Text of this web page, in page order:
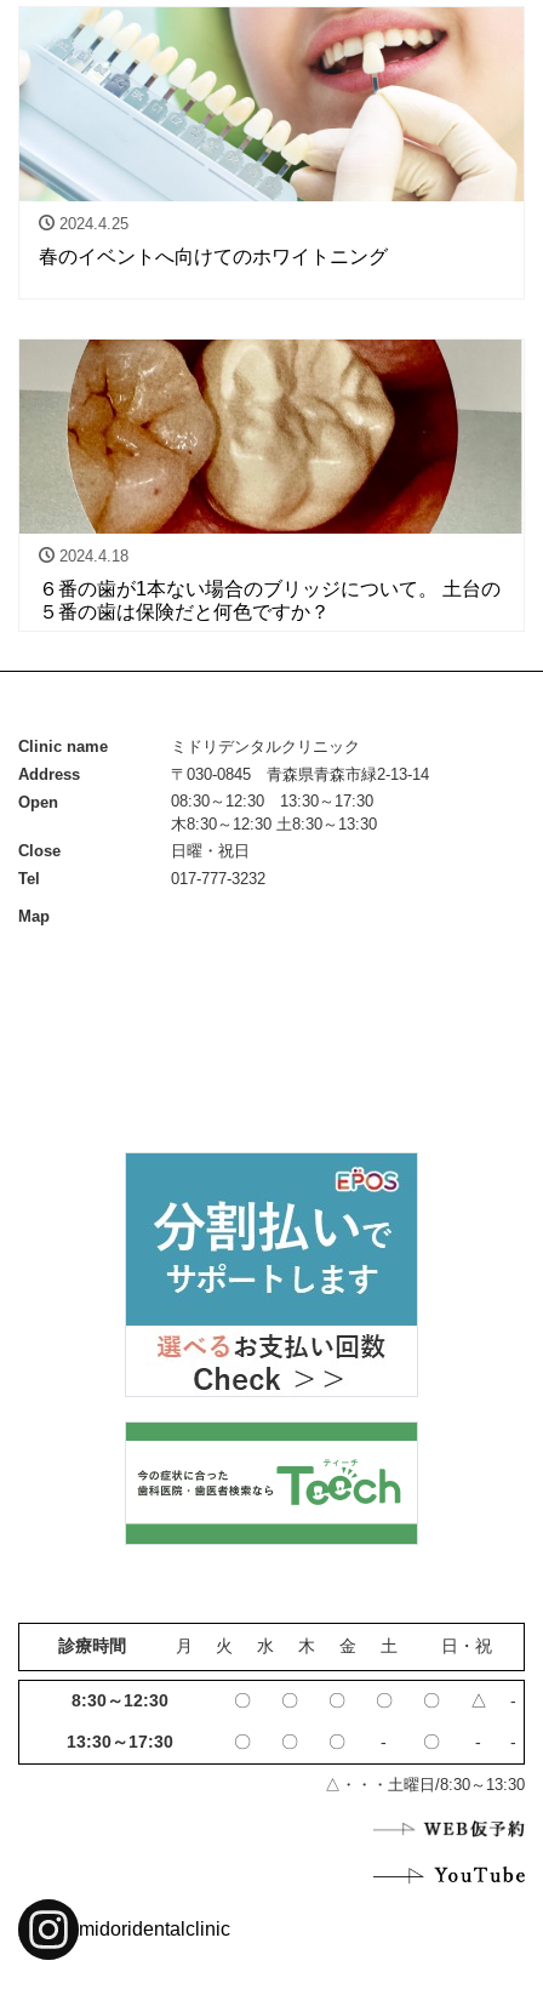
2024.4.25
春のイベントへ向けてのホワイトニング
2024.4.18
６番の歯が1本ない場合のブリッジについて。 土台の
５番の歯は保険だと何色ですか？
Clinic name
ミドリデンタルクリニック
Address
〒030-0845 青森県青森市緑2-13-14
Open
08:30～12:30 13:30～17:30
木8:30～12:30 土8:30～13:30
Close
日曜・祝日
Tel
017-777-3232
Map
診療時間 月 火 水 木 金 土 日・祝
8:30～12:30 〇 〇 〇 〇 〇 △ ‐
13:30～17:30 〇 〇 〇 ‐ 〇 ‐ ‐
△・・・土曜日/8:30～13:30
midoridentalclinic